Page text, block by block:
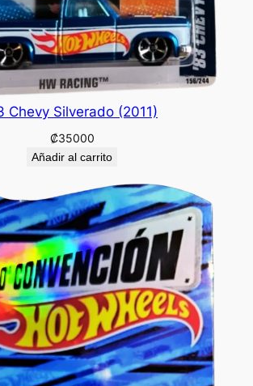
Chevy Silverado (2011)
₡35000
Añadir al carrito